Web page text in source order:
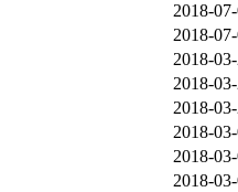
2018-
2018-
2018-
2018-
2018-
2018-
2018-
2018-